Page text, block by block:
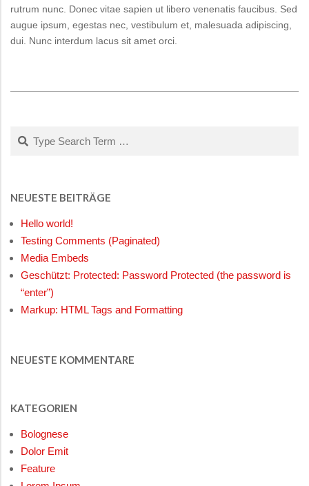
rutrum nunc. Donec vitae sapien ut libero venenatis faucibus. Sed
augue ipsum, egestas nec, vestibulum et, malesuada adipiscing,
dui. Nunc interdum lacus sit amet orci.
Search
NEUESTE BEITRÄGE
Hello world!
Testing Comments (Paginated)
Media Embeds
Geschützt: Protected: Password Protected (the password is
“enter”)
Markup: HTML Tags and Formatting
NEUESTE KOMMENTARE
KATEGORIEN
Bolognese
Dolor Emit
Feature